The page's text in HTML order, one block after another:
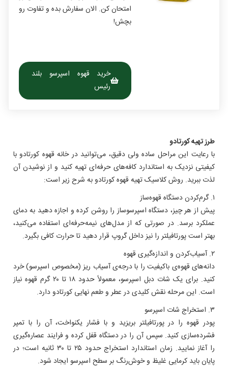
امتحان کن. الان سفارش بده و تفاوت رو
بچش!
خرید قهوه اسپرسو بلند
رئیس
طرز تهیه کورتادو
با رعایت این مراحل ساده ولی دقیق، می‌توانید در خانه قهوه کورتادو با
کیفیتی نزدیک به استاندارد کافه‌های حرفه‌ای تهیه کنید و از نوشیدن آن
لذت ببرید. روش کلاسیک تهیه قهوه کورتادو به شرح زیر است:
۱. گرم‌کردن دستگاه قهوه‌ساز
پیش از هر چیز، دستگاه اسپرسوساز را روشن کرده و اجازه دهید به دمای
عملکرد برسد. در صورتی که از مدل‌های نیمه‌حرفه‌ای استفاده می‌کنید،
بهتر است پورتافیلتر را نیز داخل گروپ قرار دهید تا حرارت کافی بگیرد.
۲. آسیاب‌کردن و اندازه‌گیری قهوه
دانه‌های قهوه‌ی باکیفیت را با درجه‌ی آسیاب ریز (مخصوص اسپرسو) خرد
کنید. برای یک شات دبل اسپرسو، معمولاً حدود ۱۸ تا ۲۰ گرم قهوه نیاز
است. این مرحله نقش کلیدی در عطر و طعم نهایی کورتادو دارد.
۳. استخراج شات اسپرسو
پودر قهوه را در پورتافیلتر بریزید و با فشار یکنواخت، آن را با تمپر
فشرده‌سازی کنید. سپس آن را در دستگاه قفل کرده و فرایند عصاره‌گیری
را آغاز نمایید. زمان استاندارد استخراج حدود ۲۵ تا ۳۰ ثانیه است؛ در
پایان باید کرمایی غلیظ و خوش‌رنگ بر سطح اسپرسو ایجاد شود.